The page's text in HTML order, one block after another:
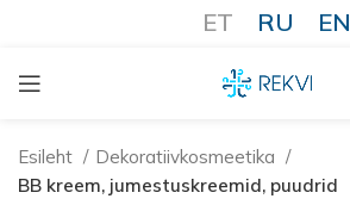
ET RU EN
Esileht
Dekoratiivkosmeetika
BB kreem, jumestuskreemid, puudrid